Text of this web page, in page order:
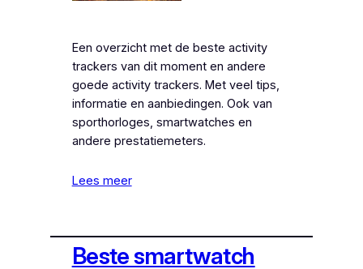
Een overzicht met de beste activity
trackers van dit moment en andere
goede activity trackers. Met veel tips,
informatie en aanbiedingen. Ook van
sporthorloges, smartwatches en
andere prestatiemeters.
Lees meer
Beste smartwatch